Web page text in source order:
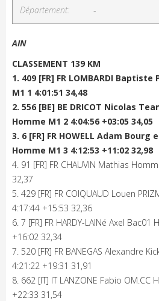
Département:
-
AIN
CLASSEMENT 139 KM
1. 409 [FR] FR LOMBARDI Baptiste
M1 1 4:01:51 34,48
2. 556 [BE] BE DRICOT Nicolas
Homme M1 2 4:04:56 +03:05 34,05
3. 6 [FR] FR HOWELL Adam
Homme M1 3 4:12:53 +11:02 32,98
4. 91 [FR] FR CHAUVIN Mathias
32,37
5. 429 [FR] FR COIQUAUD Louen
4:17:44 +15:53 32,36
6. 7 [FR] FR HARDY-LAINé Axel
+16:02 32,34
7. 520 [FR] FR BANEGAS Alexandre
4:21:22 +19:31 31,91
8. 662 [IT] IT LANZONE Fabio OM.CC
+22:33 31,54